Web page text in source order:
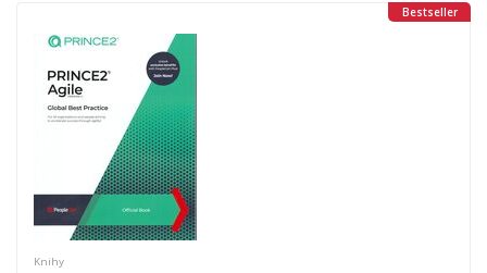
Knihy
Bestseller